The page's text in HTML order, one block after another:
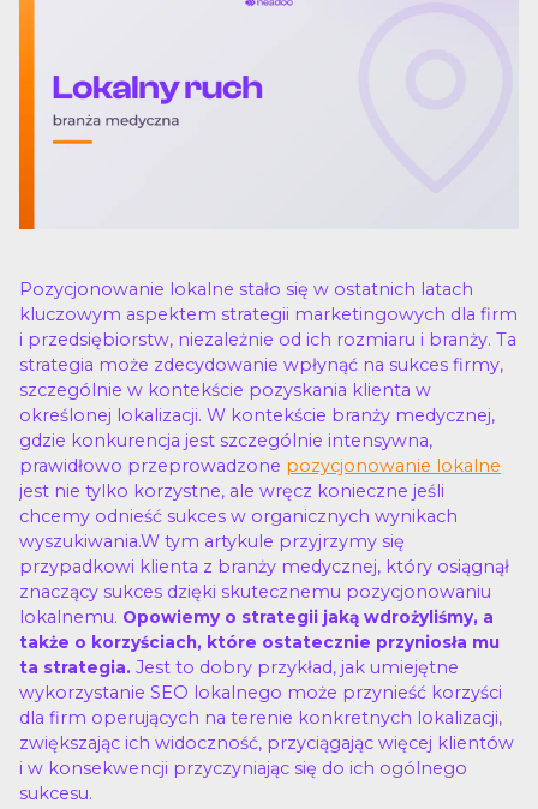
Pozycjonowanie lokalne stało się w ostatnich latach
kluczowym aspektem strategii marketingowych dla firm
i przedsiębiorstw, niezależnie od ich rozmiaru i branży. Ta
strategia może zdecydowanie wpłynąć na sukces firmy,
szczególnie w kontekście pozyskania klienta w
określonej lokalizacji. W kontekście branży medycznej,
gdzie konkurencja jest szczególnie intensywna,
prawidłowo przeprowadzone pozycjonowanie lokalne
jest nie tylko korzystne, ale wręcz konieczne jeśli
chcemy odnieść sukces w organicznych wynikach
wyszukiwania.W tym artykule przyjrzymy się
przypadkowi klienta z branży medycznej, który osiągnął
znaczący sukces dzięki skutecznemu pozycjonowaniu
lokalnemu. Opowiemy o strategii jaką wdrożyliśmy, a
także o korzyściach, które ostatecznie przyniosła mu
ta strategia. Jest to dobry przykład, jak umiejętne
wykorzystanie SEO lokalnego może przynieść korzyści
dla firm operujących na terenie konkretnych lokalizacji,
zwiększając ich widoczność, przyciągając więcej klientów
i w konsekwencji przyczyniając się do ich ogólnego
sukcesu.